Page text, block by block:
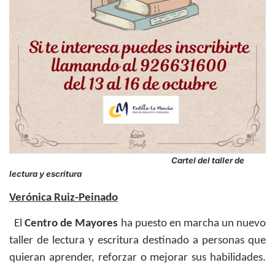
Cartel del taller de
lectura y escritura
Verónica Ruiz-Peinado
ElCentro de Mayores ha puesto en marcha un nuevo
taller de lectura y escritura destinado a personas que
quieran aprender, reforzar o mejorar sus habilidades.